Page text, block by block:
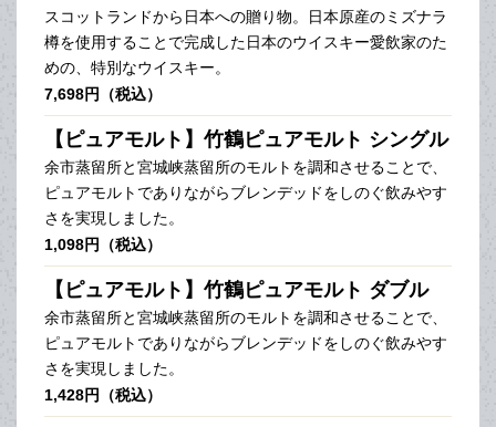
スコットランドから日本への贈り物。日本原産のミズナラ
樽を使用することで完成した日本のウイスキー愛飲家のた
めの、特別なウイスキー。
7,698円（税込）
【ピュアモルト】竹鶴ピュアモルト シングル
余市蒸留所と宮城峡蒸留所のモルトを調和させることで、
ピュアモルトでありながらブレンデッドをしのぐ飲みやす
さを実現しました。
1,098円（税込）
【ピュアモルト】竹鶴ピュアモルト ダブル
余市蒸留所と宮城峡蒸留所のモルトを調和させることで、
ピュアモルトでありながらブレンデッドをしのぐ飲みやす
さを実現しました。
1,428円（税込）